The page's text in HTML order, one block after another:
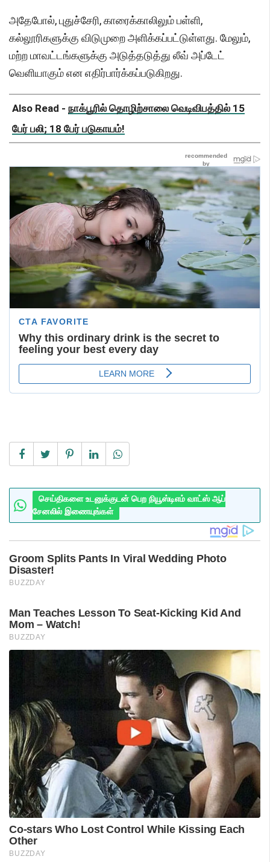
அதேபோல், புதுச்சேரி, காரைக்காலிலும் பள்ளி,
கல்லூரிகளுக்கு விடுமுறை அளிக்கப்பட்டுள்ளது. மேலும்,
மற்ற மாவட்டங்களுக்கு அடுத்தடுத்து லீவ் அப்டேட்
வெளியாகும் என எதிர்பார்க்கப்படுகிறது.
Also Read - நாக்பூரில் தொழிற்சாலை வெடிவிபத்தில் 15
பேர் பலி; 18 பேர் படுகாயம்!
செய்திகளை உடனுக்குடன் பெற நியூஸ்டிஎம் வாட்ஸ் ஆப்
சேனலில் இணையுங்கள்